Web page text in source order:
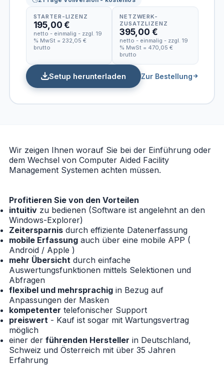
STARTER-LIZENZ
195,00 €
netto - einmalig - zzgl. 19
% MwSt = 232,05 €
brutto
NETZWERK-
ZUSATZLIZENZ
395,00 €
netto - einmalig - zzgl. 19
% MwSt = 470,05 €
brutto
Setup herunterladen Zur Bestellung
Wir zeigen Ihnen worauf Sie bei der Einführung oder
dem Wechsel von Computer Aided Facility
Management Systemen achten müssen.
Profitieren Sie von den Vorteilen
intuitiv zu bedienen (Software ist angelehnt an den
Windows-Explorer)
Zeitersparnis durch effiziente Datenerfassung
mobile Erfassung auch über eine mobile APP (
Android / Apple )
mehr Übersicht durch einfache
Auswertungsfunktionen mittels Selektionen und
Abfragen
flexibel und mehrsprachig in Bezug auf
Anpassungen der Masken
kompetenter telefonischer Support
preiswert - Kauf ist sogar mit Wartungsvertrag
möglich
einer der führenden Hersteller in Deutschland,
Schweiz und Österreich mit über 35 Jahren
Erfahrung